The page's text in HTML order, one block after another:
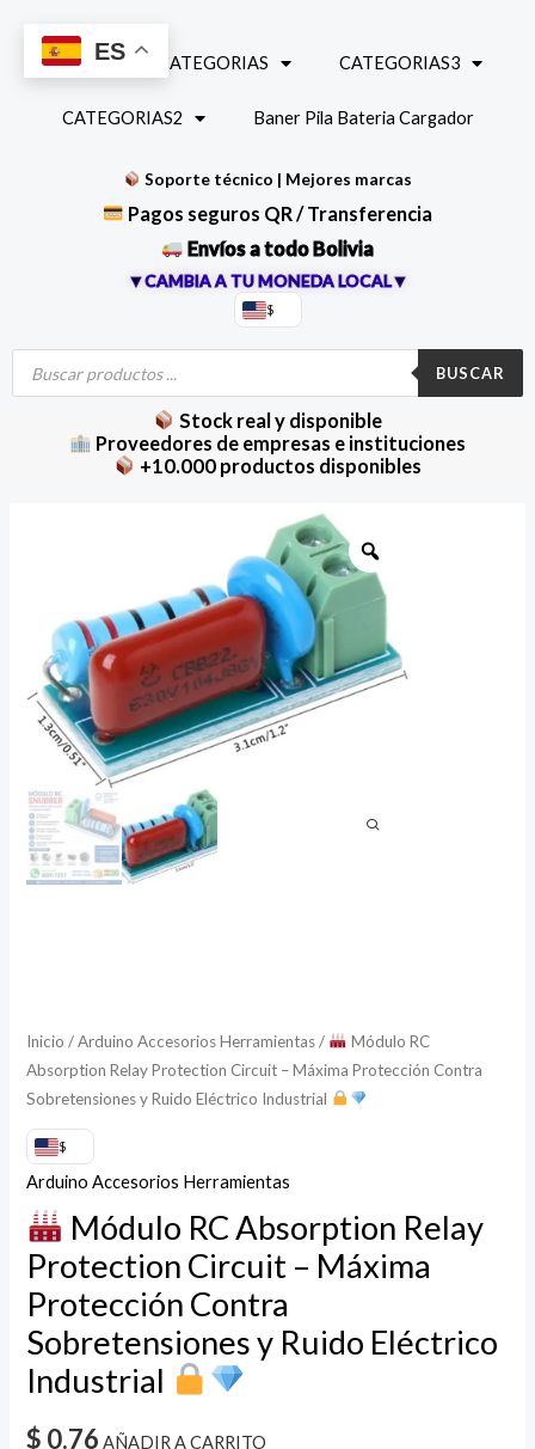
contenido
INICIO CATEGORIAS CATEGORIAS3
CATEGORIAS2 Baner Pila Bateria Cargador
Soporte técnico | Mejores marcas
Pagos seguros QR / Transferencia
Envíos a todo Bolivia
▼CAMBIA A TU MONEDA LOCAL▼
$
Búsqueda
productos
BUSCAR
Stock real y disponible
Proveedores de empresas e instituciones
+10.000 productos disponibles
Inicio /Arduino Accesorios Herramientas/
Módulo RC
Absorption Relay Protection Circuit – Máxima Protección Contra
Sobretensiones y Ruido Eléctrico Industrial
$
Arduino Accesorios Herramientas
Módulo RC Absorption Relay
Protection Circuit – Máxima
Protección Contra
Sobretensiones y Ruido Eléctrico
Industrial
$ 0.76 AÑADIR A CARRITO
Absorption
Relay
Protection
Circuit
Máxima
Protección
Contra
Sobretensiones
cantidad
ES